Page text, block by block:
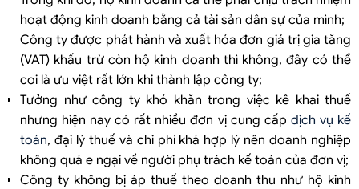
hoạt động kinh doanh bằng cả tài sản dân sự của mình;
Công ty được phát hành và xuất hóa đơn giá trị gia tăng
(VAT) khấu trừ còn hộ kinh doanh thì không, đây có thể
coi là ưu việt rất lớn khi thành lập công ty;
Tưởng như công ty khó khăn trong việc kê khai thuế
nhưng hiện nay có rất nhiều đơn vị cung cấp dịch vụ kế
toán, đại lý thuế và chi phí khá hợp lý nên doanh nghiệp
không quá e ngại về người phụ trách kế toán của đơn vị;
Công ty không bị áp thuế theo doanh thu như hộ kinh